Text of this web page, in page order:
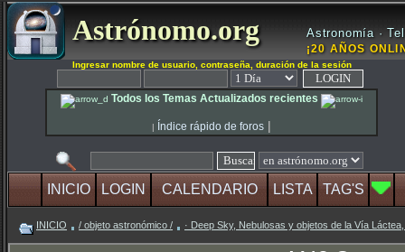
Astrónomo.org Astronomía ·
¡20 AÑOS
Ingresar nombre de usuario, contraseña, duración de la sesión
Todos los Temas Actualizados recientes
| Índice rápido de foros |
INICIO LOGIN CALENDARIO LISTA TAG'S
INICIO / objeto astronómico / · Deep Sky, Nebulosas y objetos de la Vía